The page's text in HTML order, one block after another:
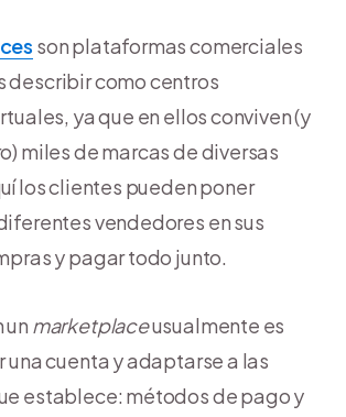
son plataformas comerciales
describir como centros
ya que en ellos conviven (y
miles de marcas de diversas
los clientes pueden poner
vendedores en sus
y pagar todo junto.
un marketplaceusualmente es
una cuenta y adaptarse a las
establece: métodos de pago y